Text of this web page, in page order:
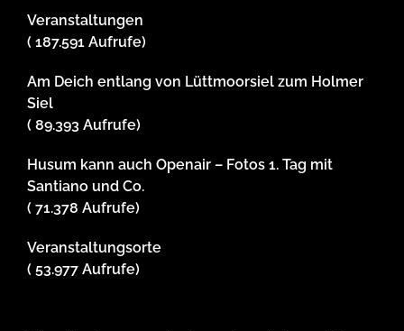
Veranstaltungen
( 187.591 Aufrufe)
Am Deich entlang von Lüttmoorsiel zum Holmer
Siel
( 89.393 Aufrufe)
Husum kann auch Openair – Fotos 1. Tag mit
Santiano und Co.
( 71.378 Aufrufe)
Veranstaltungsorte
( 53.977 Aufrufe)